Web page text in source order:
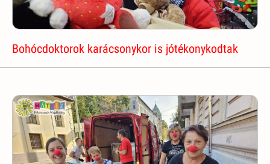
Bohócdoktorok karácsonykor is jótékonykodtak